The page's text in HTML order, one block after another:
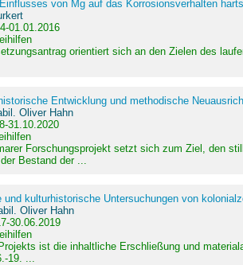
von Mg auf das Korrosionsverhalten
01.01.2016
orientiert sich an den Zielen des
Entwicklung und methodische
Oliver Hahn
31.10.2020
Forschungsprojekt setzt sich zum Ziel, den
Bestand der ...
und kulturhistorische Untersuchungen von
Oliver Hahn
30.06.2019
ist die inhaltliche Erschließung und
19. ...